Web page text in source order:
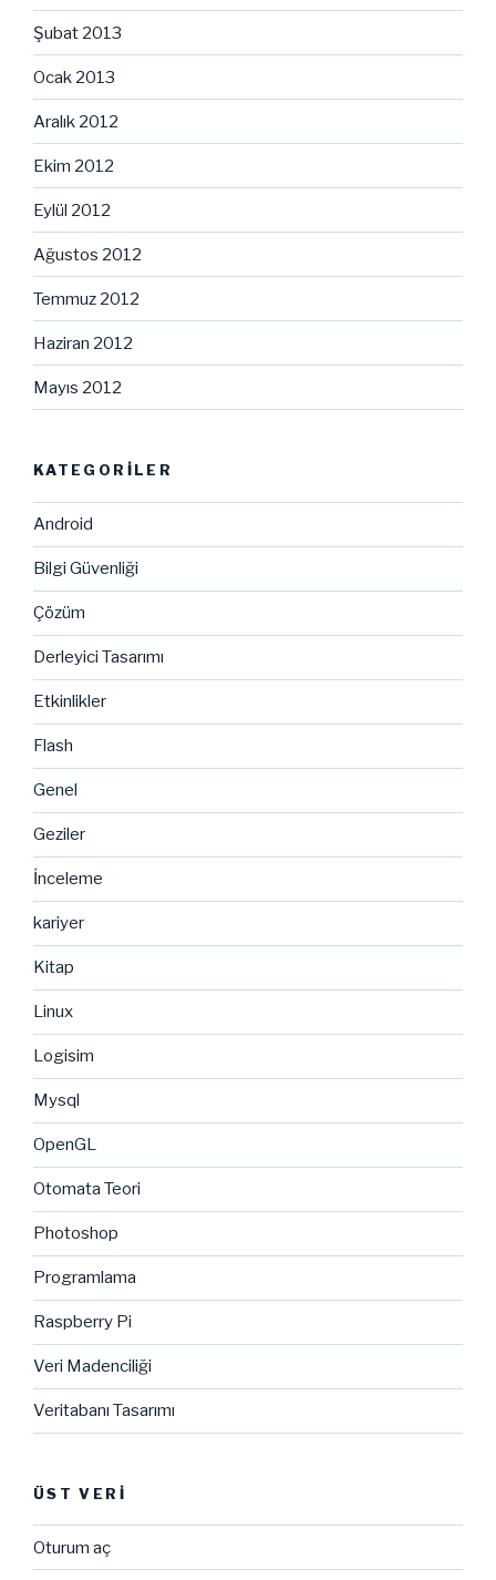
Şubat 2013
Ocak 2013
Aralık 2012
Ekim 2012
Eylül 2012
Ağustos 2012
Temmuz 2012
Haziran 2012
Mayıs 2012
KATEGORILER
Android
Bilgi Güvenliği
Çözüm
Derleyici Tasarımı
Etkinlikler
Flash
Genel
Geziler
İnceleme
kariyer
Kitap
Linux
Logisim
Mysql
OpenGL
Otomata Teori
Photoshop
Programlama
Raspberry Pi
Veri Madenciliği
Veritabanı Tasarımı
ÜST VERI
Oturum aç